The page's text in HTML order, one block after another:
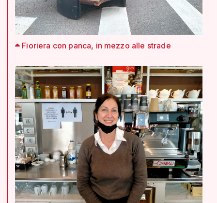
Fioriera con panca, in mezzo alle strade